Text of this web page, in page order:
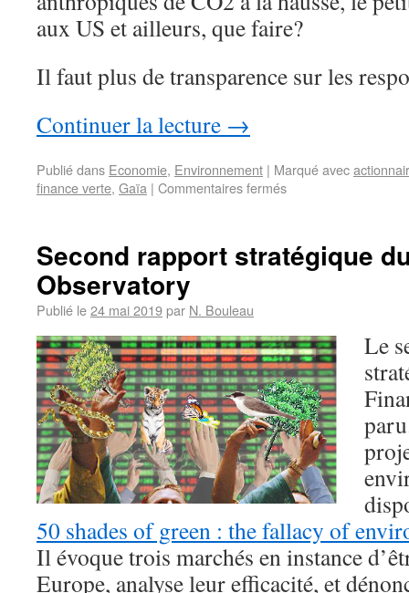
aux US et ailleurs, que faire?
Il faut plus de transparence sur les
Continuer la lecture →
Publié dans Economie, Environnement | Marqué avec
finance verte, Gaïa | Commentaires fermés
Second rapport stratégique
Observatory
Publié le24 mai 2019par N. Bouleau
Le
50 shades of green : the fallacy of
Il évoque trois marchés en instance
Europe, analyse leur efficacité, et